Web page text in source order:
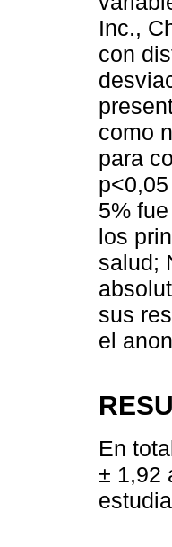
Inc.,
con
como
para
5%
los
salud;
sus
el
En
± 1,92